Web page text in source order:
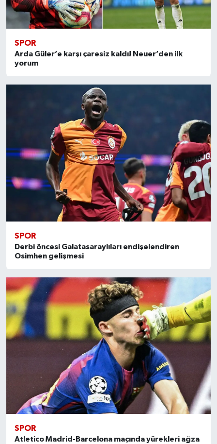
SPOR
Arda Güler’e karşı çaresiz kaldı! Neuer’den ilk
yorum
SPOR
Derbi öncesi Galatasaraylıları endişelendiren
Osimhen gelişmesi
SPOR
Atletico Madrid-Barcelona maçında yürekleri ağza